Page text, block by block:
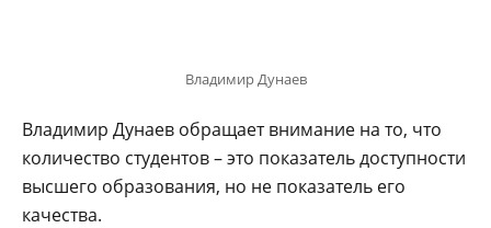
Владимир Дунаев
Владимир Дунаев обращает внимание на то, что
количество студентов – это показатель доступности
высшего образования, но не показатель его
качества.